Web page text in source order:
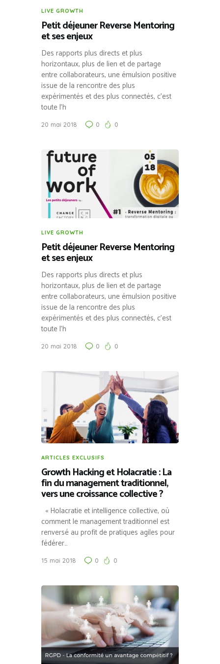
LIVE GROWTH
Petit déjeuner Reverse Mentoring
et ses enjeux
Des rapports plus directs et plus
horizontaux, plus de lien et de partage
entre collaborateurs, une émulsion positive
issue de la rencontre des plus
expérimentés et des plus connectés, c’est
toute l’h
20 mai 2018 0 0
LIVE GROWTH
Petit déjeuner Reverse Mentoring
et ses enjeux
Des rapports plus directs et plus
horizontaux, plus de lien et de partage
entre collaborateurs, une émulsion positive
issue de la rencontre des plus
expérimentés et des plus connectés, c’est
toute l’h
20 mai 2018 0 0
ARTICLES EXCLUSIFS
Growth Hacking et Holacratie : La
fin du management traditionnel,
vers une croissance collective ?
« Holacratie et intelligence collective, où
comment le management traditionnel est
renversé au profit de pratiques agiles pour
fédérer…
15 mai 2018 0 0